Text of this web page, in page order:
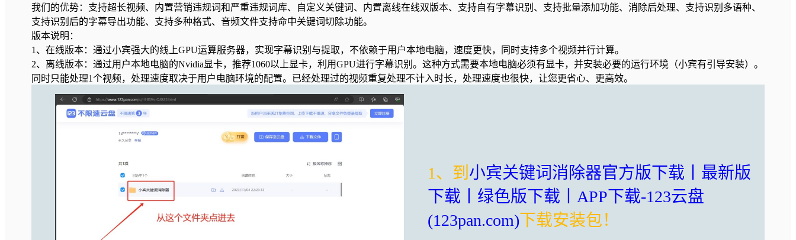
我们的优势：支持超长视频、内置营销违规词和严重违规词库、自定义关键词、内置离线在线双版本、支持自有字幕识别、支持批量添加功能、消除后处理、支持识别多语种、
支持识别后的字幕导出功能、支持多种格式、音频文件支持命中关键词切除功能。
版本说明：
1、在线版本：通过小宾强大的线上GPU运算服务器，实现字幕识别与提取，不依赖于用户本地电脑，速度更快，同时支持多个视频并行计算。
2、离线版本：通过用户本地电脑的Nvidia显卡，推荐1060以上显卡，利用GPU进行字幕识别。这种方式需要本地电脑必须有显卡，并安装必要的运行环境（小宾有引导安装）。
同时只能处理1个视频，处理速度取决于用户电脑环境的配置。已经处理过的视频重复处理不计入时长，处理速度也很快，让您更省心、更高效。
1、到 小宾关键词消除器官方版下载丨最新版
下载丨绿色版下载丨APP下载-123云盘
(123pan.com)下载安装包！